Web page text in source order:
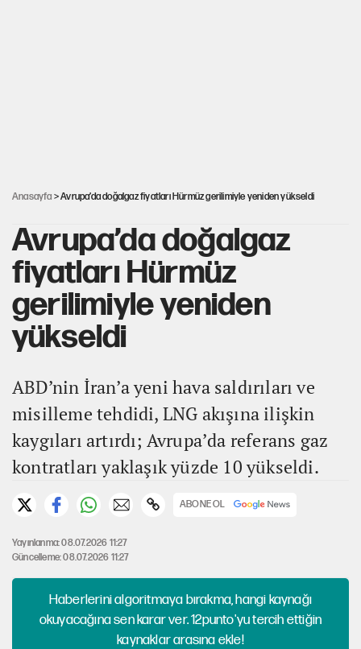
Anasayfa > Avrupa’da doğalgaz fiyatları Hürmüz gerilimiyle yeniden yükseldi
Avrupa’da doğalgaz
fiyatları Hürmüz
gerilimiyle yeniden
yükseldi
ABD’nin İran’a yeni hava saldırıları ve
misilleme tehdidi, LNG akışına ilişkin
kaygıları artırdı; Avrupa’da referans gaz
kontratları yaklaşık yüzde 10 yükseldi.
ABONE OL
Yayınlanma: 08.07.2026 11:27
Güncelleme: 08.07.2026 11:27
Haberlerini algoritmaya bırakma, hangi kaynağı
okuyacağına sen karar ver. 12punto'yu tercih ettiğin
kaynaklar arasına ekle!